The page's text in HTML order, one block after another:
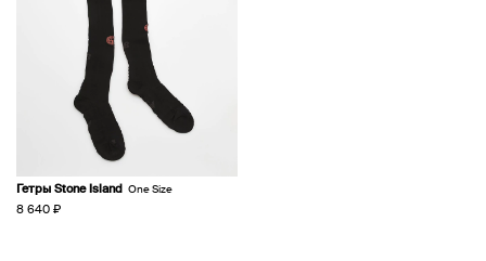
Гетры Stone Island One Size
8 640 ₽